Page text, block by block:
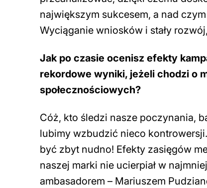
największym sukcesem, a nad
Wyciąganie wniosków i stały
Jak po czasie ocenisz efekty
rekordowe wyniki, jeżeli chodzi o
społecznościowych?
Cóż, kto śledzi nasze poczynania,
lubimy wzbudzić nieco
być zbyt nudno! Efekty zasięgów
naszej marki nie ucierpiał w
ambasadorem – Mariuszem